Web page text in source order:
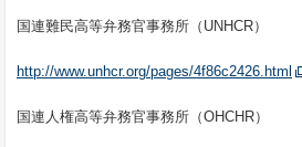
国連難民高等弁務官事務所（UNHCR）
http://www.unhcr.org/pages/4f86c2426.html
国連人権高等弁務官事務所（OHCHR）